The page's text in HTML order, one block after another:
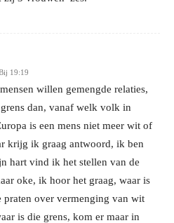
19:19
willen gemengde relaties,
dan, vanaf welk volk in
is een mens niet meer wit of
krijg ik graag antwoord, ik ben
hart vind ik het stellen van de
oke, ik hoor het graag, waar is
praten over vermenging van wit
is die grens, kom er maar in